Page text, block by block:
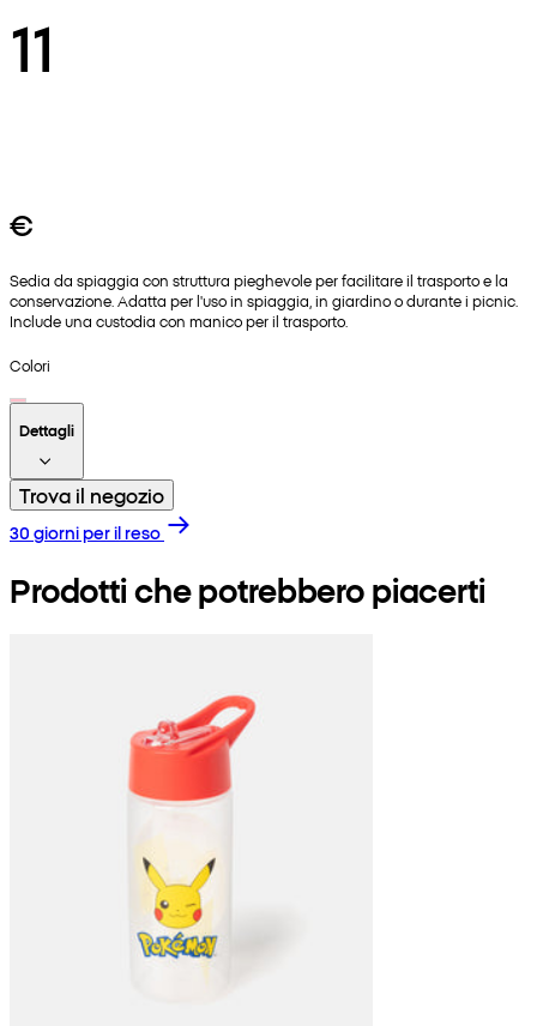
11
€
Sedia da spiaggia con struttura pieghevole per facilitare il trasporto e la
conservazione. Adatta per l'uso in spiaggia, in giardino o durante i picnic.
Include una custodia con manico per il trasporto.
Colori
Dettagli
Trova il negozio
30 giorni per il reso
Prodotti che potrebbero piacerti